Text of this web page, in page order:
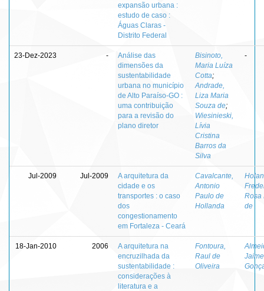
expansão urbana :
estudo de caso :
Águas Claras -
Distrito Federal
23-Dez-2023 -
Análise das
dimensões da
sustentabilidade
urbana no município
de Alto Paraíso-GO :
uma contribuição
para a revisão do
plano diretor
Bisinoto,
Maria Luíza
Cotta;
Andrade,
Liza Maria
Souza de;
Wiesinieski,
Lívia
Cristina
Barros da
Silva
-
Jul-2009 Jul-2009
A arquitetura da
cidade e os
transportes : o caso
dos
congestionamento
em Fortaleza - Ceará
Cavalcante,
Antonio
Paulo de
Hollanda
Rosa
de
18-Jan-2010 2006
A arquitetura na
encruzilhada da
sustentabilidade :
considerações à
literatura e a
Fontoura,
Raul de
Oliveira
Jaime